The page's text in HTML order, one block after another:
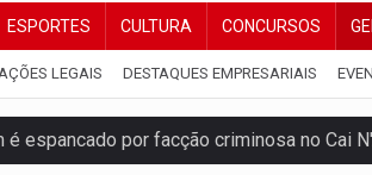
ESPORTES CULTURA CONCURSOS
LEGAIS DESTAQUES EMPRESARIAIS
é espancado por facção criminosa no Cai